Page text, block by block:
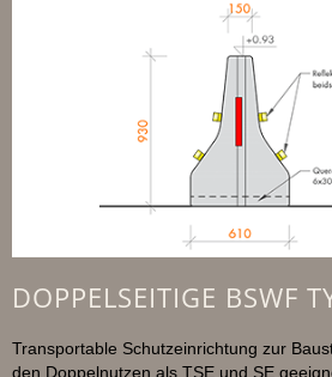
DOPPELSEITIGE BSWF
Transportable Schutzeinrichtung zur
den Doppelnutzen als TSE und SE